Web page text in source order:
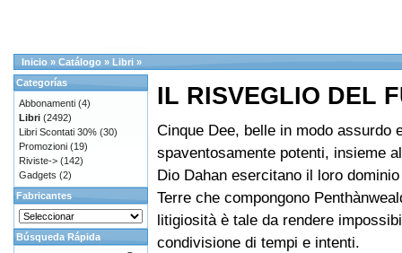
Inicio » Catálogo » Libri »
IL RISVEGLIO DEL
Cinque Dee, belle in modo assurdo
spaventosamente potenti, insieme
Dio Dahan esercitano il loro
Terre che compongono
litigiosità è tale da rendere
condivisione di tempi e intenti.
Categorías
Abbonamenti (4)
Libri (2492)
Libri Scontati 30% (30)
Promozioni (19)
Riviste-> (142)
Gadgets (2)
Fabricantes
Búsqueda Rápida